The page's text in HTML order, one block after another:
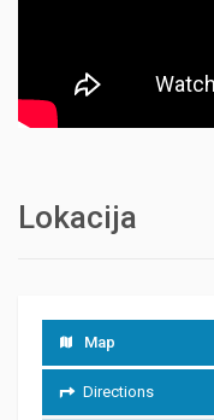
Lokacija
Map
Directions